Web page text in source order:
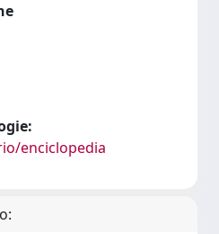
enciclopedia